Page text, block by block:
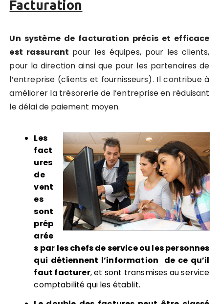
Facturation
Un système de facturation précis et efficace
est rassurant pour les équipes, pour les clients,
pour la direction ainsi que pour les partenaires de
l’entreprise (clients et fournisseurs). Il contribue à
améliorer la trésorerie de l’entreprise en réduisant
le délai de paiement moyen.
Les
fact
ures
de
vent
es
sont
prép
arée
s par les chefs de service ou les personnes
qui détiennent l’information de ce qu’il
faut facturer, et sont transmises au service
comptabilité qui les établit.